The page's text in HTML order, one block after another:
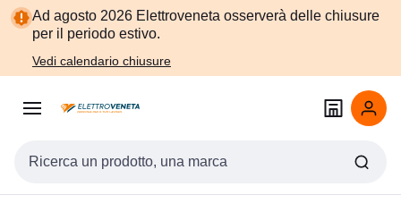
Vai alla
navigazione
Vai
alla
Ad agosto 2026 Elettroveneta osserverà delle chiusure
per il periodo estivo.
Vedi calendario chiusure
Cerca input